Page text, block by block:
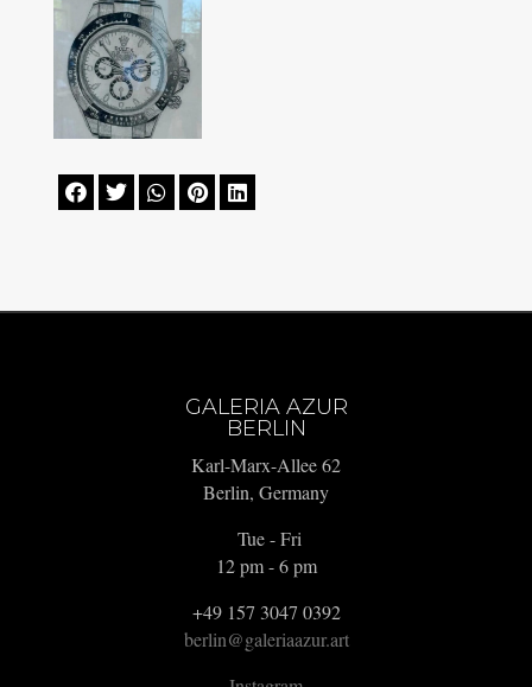
    
GALERIA AZUR
BERLIN
Karl-Marx-Allee 62
Berlin, Germany
Tue - Fri
12 pm - 6 pm
+49 157 3047 0392
berlin@galeriaazur.art